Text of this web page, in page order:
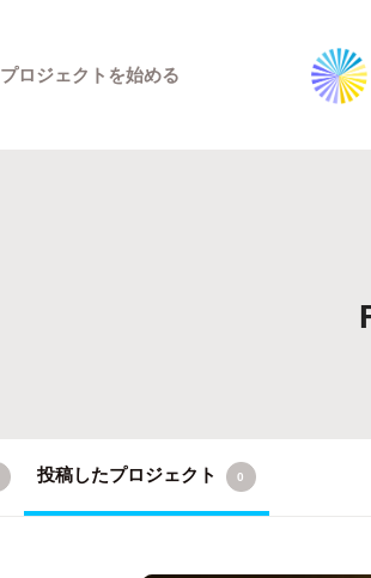
プロジェクトを始める
投稿したプロジェクト 0